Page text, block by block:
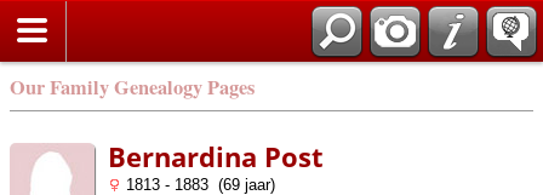
Our Family Genealogy Pages
Bernardina Post
1813 - 1883 (69 jaar)